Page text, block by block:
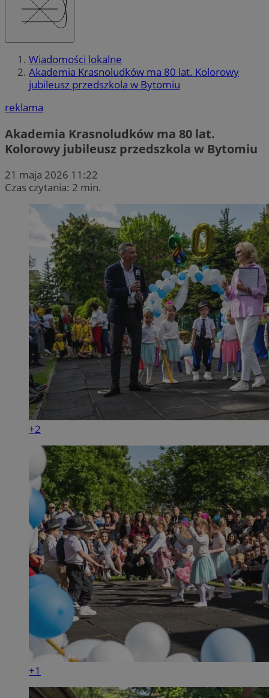
Wiadomości lokalne
Akademia Krasnoludków ma 80 lat. Kolorowy
jubileusz przedszkola w Bytomiu
reklama
Akademia Krasnoludków ma 80 lat.
Kolorowy jubileusz przedszkola w Bytomiu
21 maja 2026 11:22
Czas czytania: 2 min.
+2
+1